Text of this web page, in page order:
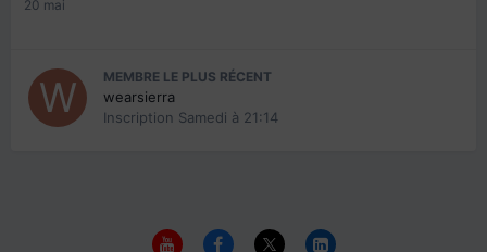
20 mai
MEMBRE LE PLUS RÉCENT
wearsierra
Inscription Samedi à 21:14